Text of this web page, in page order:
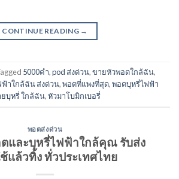
CONTINUE READING →
5000คำ,pod ส่งด่วน,ขายหัวพอตใกล้ฉัน,
ฟ้าใกล้ฉัน ส่งด่วน,พอตที่แพงที่สุด,พอตบุหรี่ไฟฟ้า
บุหรี่ ใกล้ฉัน,หัวมาโบมิกเบอรี่
พอตส่งด่วน
และบุหรี่ไฟฟ้าใกล้คุณ รับส่ง
แล้วทิ้ง ทั่วประเทศไทย